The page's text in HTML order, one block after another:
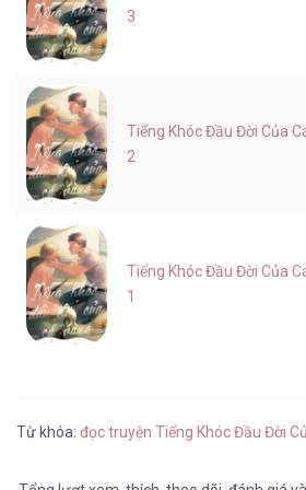
3
Tiếng Khóc Đầu Đời Của
2
Tiếng Khóc Đầu Đời Của
1
Từ khóa: đọc truyện Tiếng Khóc Đầu Đời